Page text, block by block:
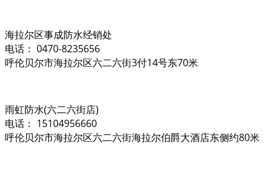
海拉尔区事成防水经销处
电话： 0470-8235656
呼伦贝尔市海拉尔区六二六街3付14号东70米
雨虹防水(六二六街店)
电话： 15104956660
呼伦贝尔市海拉尔区六二六街海拉尔伯爵大酒店东侧约80米